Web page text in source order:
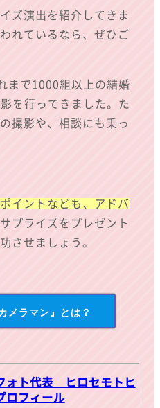
ズ演出を紹介してきま
れているなら、ぜひご
まで1000組以上の結婚
を行ってきました。た
撮影や、相談にも乗っ
イントなども、アドバ
プライズをプレゼント
させましょう。
メラマン』とは？
ォト代表 ヒロセモトヒ
ロフィール